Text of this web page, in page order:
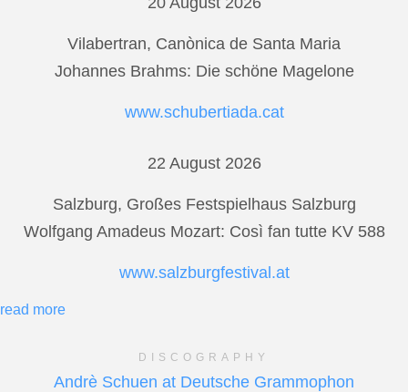
Vilabertran, Canònica de Santa Maria
Johannes Brahms: Die schöne Magelone
www.schubertiada.cat
22 August 2026
Salzburg, Großes Festspielhaus Salzburg
Wolfgang Amadeus Mozart: Così fan tutte KV 588
www.salzburgfestival.at
read more
DISCOGRAPHY
Andrè Schuen at Deutsche Grammophon